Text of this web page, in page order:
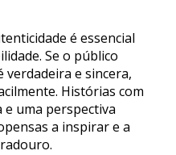
é essencial
Se o público
e sincera,
Histórias com
e uma perspectiva
a inspirar e a